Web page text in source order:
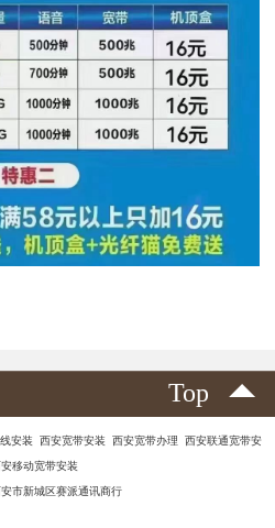
Top
安装 西安宽带安装 西安宽带办理 西安联通宽带安
移动宽带安装
市新城区赛派通讯商行